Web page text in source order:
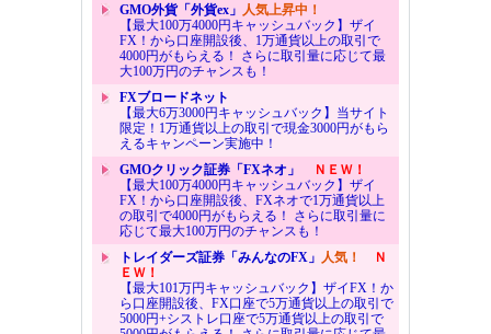
GMO外貨「外貨ex」 人気上昇中！
【最大100万4000円キャッシュバック】ザイ
FX！から口座開設後、1万通貨以上の取引で
4000円がもらえる！ さらに取引量に応じて最
大100万円のチャンスも！
FXブロードネット
【最大6万3000円キャッシュバック】当サイト
限定！1万通貨以上の取引で現金3000円がもら
えるキャンペーン実施中！
GMOクリック証券「FXネオ」
ＮＥＷ！
【最大100万4000円キャッシュバック】ザイ
FX！から口座開設後、FXネオで1万通貨以上
の取引で4000円がもらえる！ さらに取引量に
応じて最大100万円のチャンスも！
トレイダーズ証券「みんなのFX」 人気！
Ｎ
ＥＷ！
【最大101万円キャッシュバック】ザイFX！か
ら口座開設後、FX口座で5万通貨以上の取引で
5000円+シストレ口座で5万通貨以上の取引で